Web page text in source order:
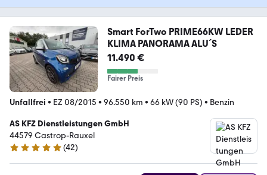
Smart ForTwo PRIME66KW LEDER
KLIMA PANORAMA ALU´S
11.490 €
Fairer Preis
Unfallfrei • EZ 08/2015 • 96.550 km • 66 kW (90 PS) • Benzin
AS KFZ Dienstleistungen GmbH
44579 Castrop-Rauxel
5 Sterne
(42)